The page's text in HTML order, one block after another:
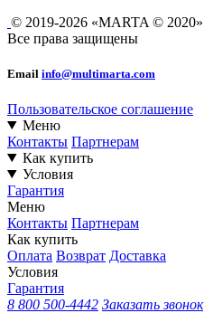
© 2019-2026 «MARTA © 2020»
Все права защищены
Email info@multimarta.com
Пользовательское соглашение
Меню
Контакты Партнерам
Как купить
Условия
Гарантия
Меню
Контакты Партнерам
Как купить
Оплата Возврат Доставка
Условия
Гарантия
8 800 500-4442 Заказать звонок